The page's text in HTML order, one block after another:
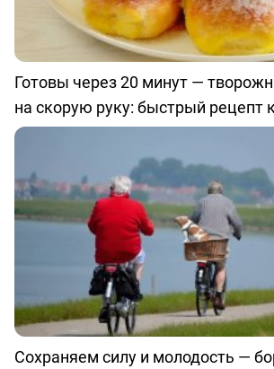
Готовы через 20 минут —
на скорую руку: быстрый рецепт
Сохраняем силу и молодость —